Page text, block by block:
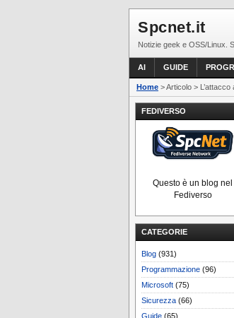
Spcnet.it
Notizie geek e OSS/Linux.
AI GUIDE
Home > Articolo >
FEDIVERSO
Questo è un blog nel
Fediverso
CATEGORIE
Blog (931)
Programmazione (96)
Microsoft (75)
Sicurezza (66)
Guide (65)